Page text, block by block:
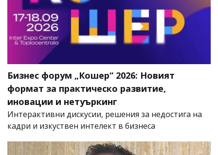
Бизнес форум „Кошер“ 2026: Новият
формат за практическо развитие,
иновации и нетуъркинг
Интерактивни дискусии, решения за недостига на
кадри и изкуствен интелект в бизнеса